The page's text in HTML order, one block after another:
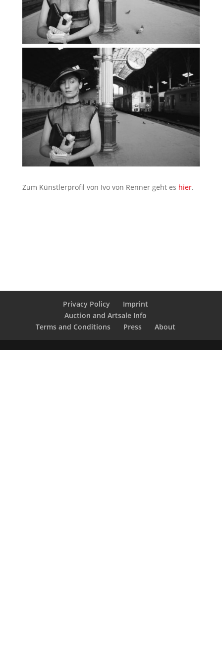
Zum Künstlerprofil von Ivo von Renner geht es hier.
Privacy Policy
Imprint
Auction and Artsale Info
Terms and Conditions
Press About